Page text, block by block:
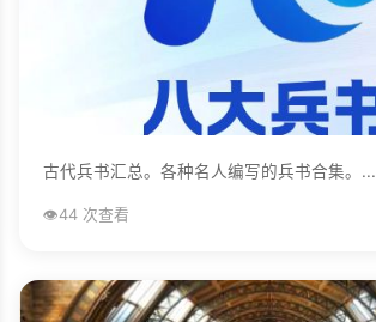
古代兵书汇总。各种名人编写的兵书合集。...
👁️44 次查看